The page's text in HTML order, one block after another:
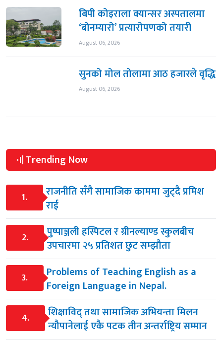
बिपी कोइराला क्यान्सर अस्पतालमा
‘बोनम्यारो’ प्रत्यारोपणको तयारी
August 06, 2026
सुनको मोल तोलामा आठ हजारले वृद्धि
August 06, 2026
Trending Now
1.
राजनीति सँगै सामाजिक काममा जुट्दै प्रमिश
राई
2.
पुष्पाञ्जली हस्पिटल र ग्रीनल्याण्ड स्कुलबीच
उपचारमा २५ प्रतिशत छुट सम्झौता
3.
Problems of Teaching English as a
Foreign Language in Nepal.
4.
शिक्षाविद् तथा सामाजिक अभियन्ता मिलन
न्यौपानेलाई एकै पटक तीन अन्तर्राष्ट्रिय सम्मान